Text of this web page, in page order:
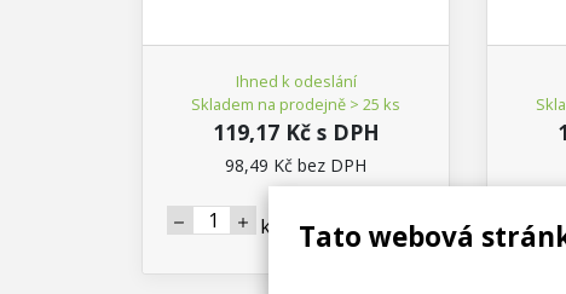
Tato webová
Ihned k odeslání
Skladem na prodejně > 25 ks
119,17 Kč s DPH
98,49 Kč bez DPH
ks Koupit